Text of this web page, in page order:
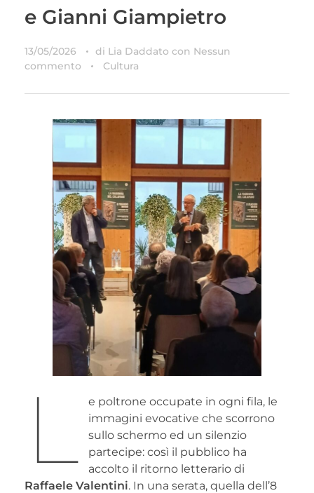
e Gianni Giampietro
13/05/2026 di Lia Daddato con Nessun
commento
Cultura
L
e poltrone occupate in ogni fila, le
immagini evocative che scorrono
sullo schermo ed un silenzio
partecipe: così il pubblico ha
accolto il ritorno letterario di
Raffaele Valentini. In una serata, quella dell’8